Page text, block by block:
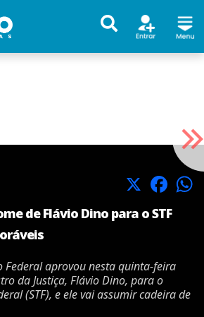
X Facebook
de Flávio Dino para o STF
Federal aprovou nesta quinta-feira
da Justiça, Flávio Dino, para o
(STF), e ele vai assumir cadeira de